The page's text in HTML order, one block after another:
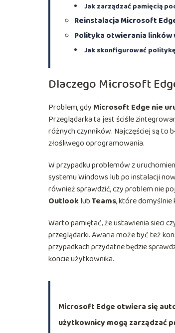
Jak zarządzać pamięcią
Reinstalacja Microsoft
Polityka otwierania linków
Jak skonfigurować
Dlaczego Microsoft
Problem, gdy Microsoft Edge nie
Przeglądarka ta jest ściśle
różnych czynników. Najczęściej są to
złośliwego oprogramowania.
W przypadku problemów z
systemu Windows lub po instalacji
również sprawdzić, czy problem nie
Outlook lubTeams, które
Warto pamiętać, że ustawienia sieci
przeglądarki. Awaria może być też
przypadkach przydatne będzie
koncie użytkownika.
Microsoft Edge otwiera się
użytkownicy mogą zarządzać